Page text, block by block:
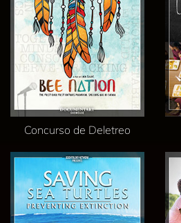
Concurso de Deletreo